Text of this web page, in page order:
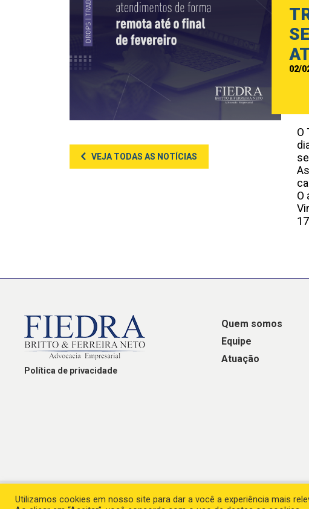
02/
O
O
VEJA TODAS AS NOTÍCIAS
Política de privacidade
Quem somos
Equipe
Atuação
Utilizamos cookies em nosso site para dar a você a experiência mais